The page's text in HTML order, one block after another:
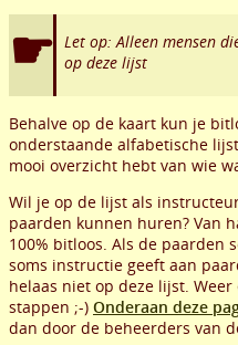
Let op: Alleen mensen
op deze lijst
Behalve op de kaart kun je
onderstaande alfabetische
mooi overzicht hebt van wie
Wil je op de lijst als
paarden kunnen huren? Van
100% bitloos. Als de paarden
soms instructie geeft aan
helaas niet op deze lijst.
stappen ;-) Onderaan deze
dan door de beheerders van